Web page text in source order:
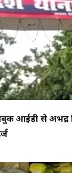
आईडी से अभद्र